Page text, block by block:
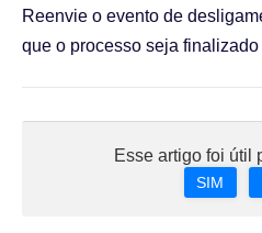
Reenvie o evento de
que o processo seja finalizado
Esse artigo foi útil
SIM